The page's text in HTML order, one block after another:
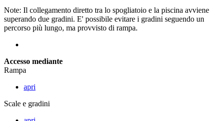
Note: Il collegamento diretto tra lo spogliatoio e la piscina avviene
superando due gradini. E' possibile evitare i gradini seguendo un
percorso più lungo, ma provvisto di rampa.
Accesso mediante
Rampa
apri
Scale e gradini